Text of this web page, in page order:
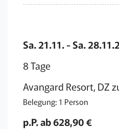
Sa. 21.11. - Sa.
8 Tage
Avangard Resort, DZ
Belegung: 1 Person
p.P. ab 628,90 €